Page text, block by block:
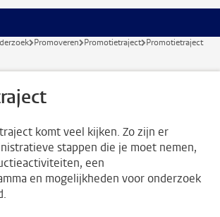
Promoveren Promotietraject Promotietraject
komt veel kijken. Zo zijn er
stappen die je moet nemen,
een
en mogelijkheden voor onderzoek